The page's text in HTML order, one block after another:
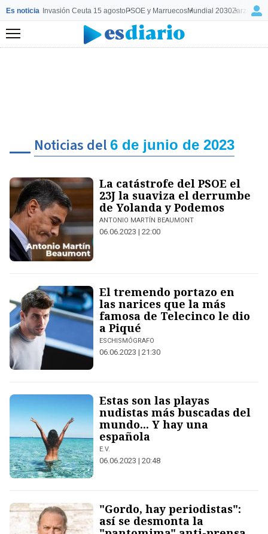
Es noticia Invasión Ceuta 15 agostoPSOE y MarruecosMundial 2030Zarzuela
Menú
Noticias del6 de junio de 2023
La catástrofe del PSOE el
23J la suaviza el derrumbe
de Yolanda y Podemos
ANTONIO MARTÍN BEAUMONT
06.06.2023 | 22:00
El tremendo portazo en
las narices que la más
famosa de Telecinco le dio
a Piqué
ESCHISMÓGRAFO
06.06.2023 | 21:30
Estas son las playas
nudistas más buscadas del
mundo... Y hay una
española
E.V.
06.06.2023 | 20:48
"Gordo, hay periodistas":
así se desmonta la